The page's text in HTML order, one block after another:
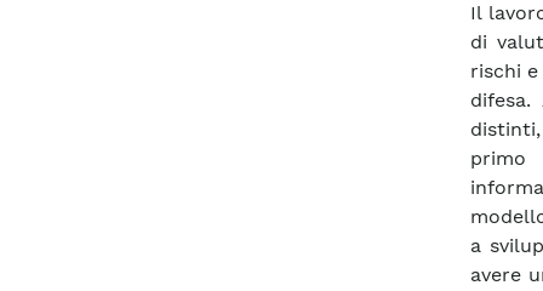
Il
di
rischi
a
avere